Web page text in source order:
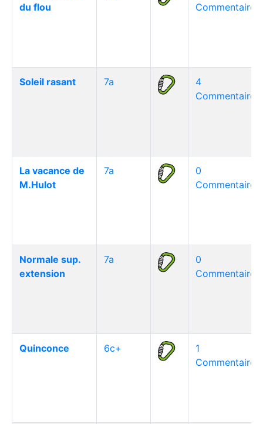
du flou
Soleil rasant 7a
4
La vacance de
M.Hulot
7a
0
Normale sup.
extension
7a
0
Quinconce 6c+
1